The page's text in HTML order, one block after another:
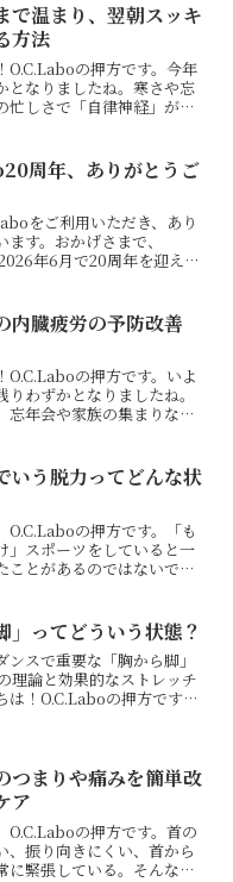
で温まり、翌朝スッキ
方法
O.C.Laboの押方です。今年
となりましたね。寒さや忘
忙しさで「自律神経」が乱
湯船に浸かってリラックス
です...
周年、ありがとうご
をご利用いただき、あり
ます。おかげさまで、
年6月で20周年を迎えま
げです。本当にありがと
内臓疲労の予防改善
O.C.Laboの押方です。いよ
りわずかとなりましたね。
忘年会や家族の集まりなど
が抜けない」そんな不調を
は、内...
いう脱力ってどんな状
O.C.Laboの押方です。「も
」スポーツをしていると一
ことがあるのではないでし
。例えるならスマホの電源
状態...
」ってどういう状態？
ンスで重要な「胸から脚」
理論と効果的なストレッチ
は！O.C.Laboの押方です。
動...
つまりや痛みを簡単改
ア
O.C.Laboの押方です。首の
、振り向きにくい、首から
に緊張している。そんな状